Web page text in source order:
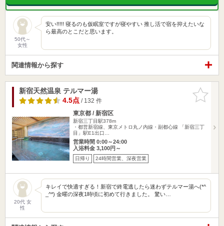
50代～
女性
安い!!!!! 寝るのも仮眠室ですが寝やすい 推し活で宿を抑えたいな
ら最高のとこだと思います。
関連情報から探す
お気に入
りに追加
新宿天然温泉 テルマー湯
4.5点/ 132 件
東京都 / 新宿区
新宿三丁目駅378m
・都営新宿線、東京メトロ丸ノ内線・副都心線 「新宿三丁
目」駅E1出口…
営業時間 0:00～24:00
入浴料金 3,100円～
日帰り 24時間営業、深夜営業
20代 女
性
キレイで快適すぎる！新宿で終電逃したら迷わずテルマー湯へ(*^
_^*) 金曜の深夜1時頃に初めて行きました。 驚い…